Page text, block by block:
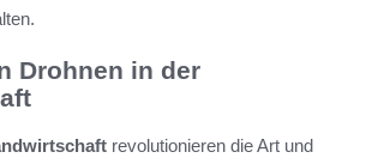
Drohnen in der
revolutionieren die Art und